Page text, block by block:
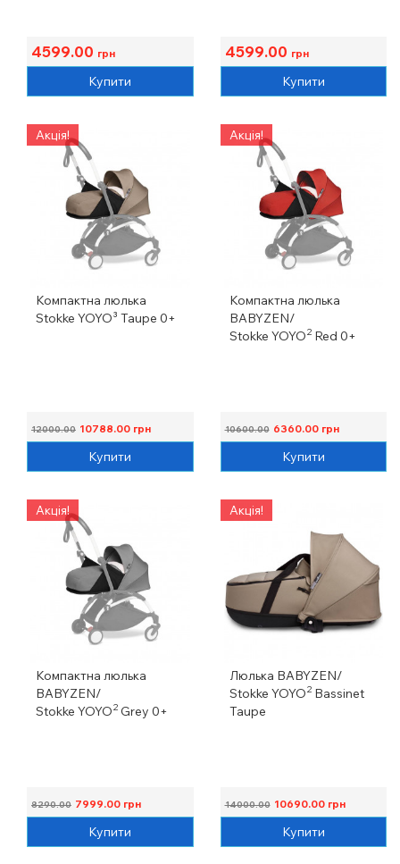
4599.00 грн
Купити
4599.00 грн
Купити
Акція!
Компактна люлька
Stokke YOYO³ Taupe 0+
12000.00 10788.00 грн
Купити
Акція!
Компактна люлька
BABYZEN/
Stokke YOYO2Red 0+
10600.00 6360.00грн
Купити
Акція!
Компактна люлька
BABYZEN/
Stokke YOYO2 Grey 0+
8290.00 7999.00 грн
Купити
Акція!
Люлька BABYZEN/
Stokke YOYO2Bassinet
Taupe
14000.00 10690.00грн
Купити